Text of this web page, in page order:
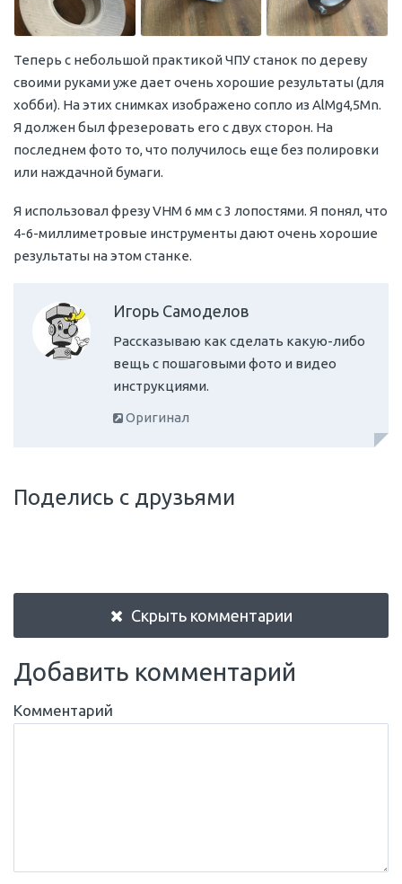
Теперь с небольшой практикой ЧПУ станок по дереву
своими руками уже дает очень хорошие результаты (для
хобби). На этих снимках изображено сопло из AlMg4,5Mn.
Я должен был фрезеровать его с двух сторон. На
последнем фото то, что получилось еще без полировки
или наждачной бумаги.
Я использовал фрезу VHM 6 мм с 3 лопостями. Я понял, что
4-6-миллиметровые инструменты дают очень хорошие
результаты на этом станке.
Игорь Самоделов
Рассказываю как сделать какую-либо
вещь с пошаговыми фото и видео
инструкциями.
Оригинал
Поделись с друзьями
Скрыть комментарии
Добавить комментарий
Комментарий